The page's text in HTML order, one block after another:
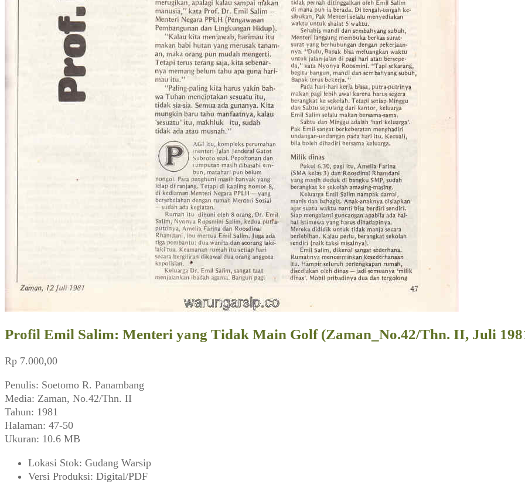
Profil Emil Salim: Menteri yang Tidak Main Golf (Zaman_No.42/Thn. II, Juli
Rp 7.000,00
Penulis: Soetomo R. Panambang
Media: Zaman, No.42/Thn. II
Tahun: 1981
Halaman: 47-50
Ukuran: 10.6 MB
Lokasi Stok: Gudang Warsip
Versi Produksi: Digital/PDF